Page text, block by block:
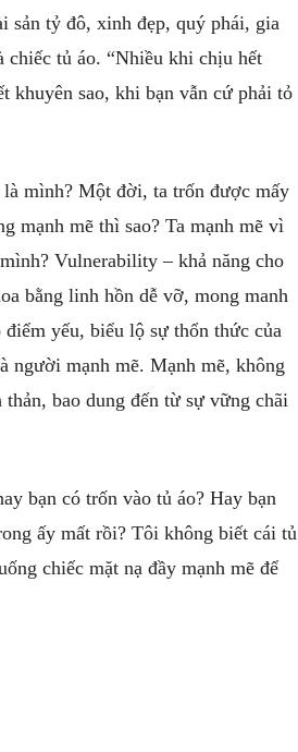
sản tỷ đô, xinh đẹp, quý phái, gia
tủ áo. “Nhiều khi chịu hết
khuyên sao, khi bạn vẫn cứ phải tỏ
mình? Một đời, ta trốn được mấy
mạnh mẽ thì sao? Ta mạnh mẽ vì
Vulnerability – khả năng cho
bằng linh hồn dễ vỡ, mong manh
yếu, biểu lộ sự thổn thức của
người mạnh mẽ. Mạnh mẽ, không
bao dung đến từ sự vững chãi
bạn có trốn vào tủ áo? Hay bạn
ấy mất rồi? Tôi không biết cái tủ
chiếc mặt nạ đầy mạnh mẽ để